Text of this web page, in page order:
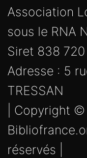
Association
sous le RNA
Siret 838
Adresse : 5
TRESSAN
| Copyright
réservés |